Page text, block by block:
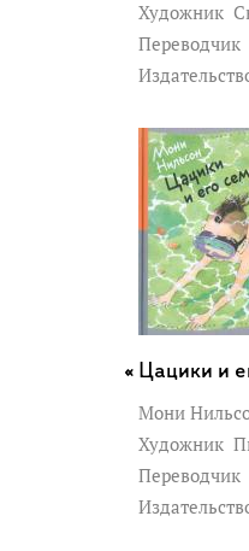
Художник
Переводчик
Цацики и
Мони
Художник
Переводчик